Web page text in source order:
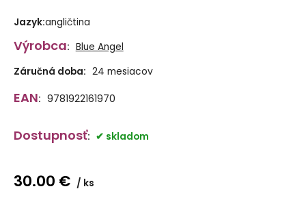
Jazyk:angličtina
Výrobca: Blue Angel
Záručná doba: 24 mesiacov
EAN: 9781922161970
Dostupnosť: skladom
30.00 € ks